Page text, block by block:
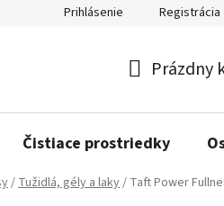
Prihlásenie Registrácia
košík
Prázdny
Čistiace prostriedky
/Tužidlá, gély a laky/ Taft Power